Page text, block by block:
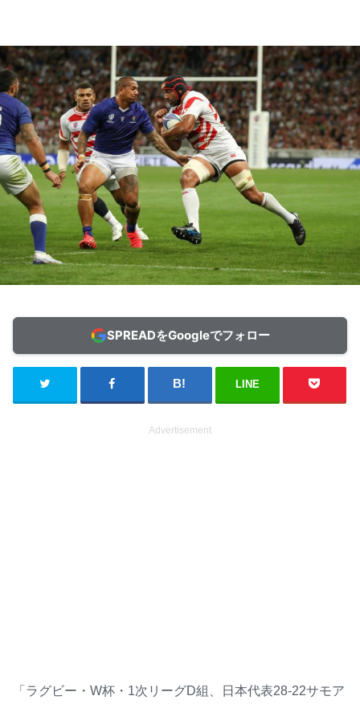
SPREADをGoogleでフォロー
LINE
Advertisement
「ラグビー・W杯・1次リーグD組、日本代表28-22サモア